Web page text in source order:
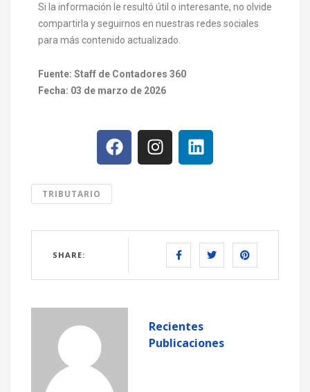
Si la información le resultó útil o interesante, no olvide
compartirla y seguirnos en nuestras redes sociales
para más contenido actualizado.
Fuente: Staff de Contadores 360
Fecha: 03 de marzo de 2026
TRIBUTARIO
SHARE:
Recientes
Publicaciones